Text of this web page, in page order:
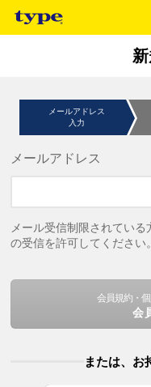
メールアドレス
入力
メールアドレス
メール受信制限されてい
の受信を許可してください。
会員規約・
会
または、お